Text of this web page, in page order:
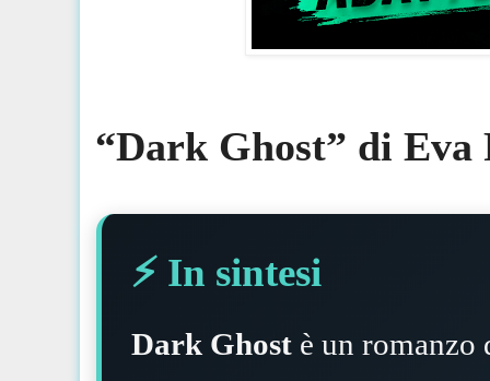
“Dark Ghost” di
⚡️ In sintesi
Dark Ghost è un romanzo